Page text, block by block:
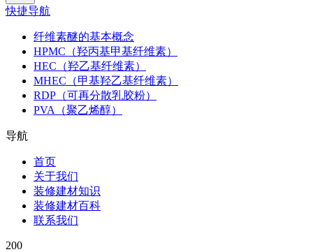
快捷导航
纤维素醚的基本概念
HPMC（羟丙基甲基纤维素）
HEC（羟乙基纤维素）
MHEC（甲基羟乙基纤维素）
RDP（可再分散乳胶粉）
PVA（聚乙烯醇）
导航
首页
关于我们
装修建材知识
装修建材百科
联系我们
200